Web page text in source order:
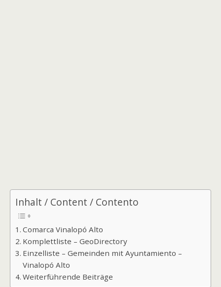
Inhalt / Content / Contento
Comarca Vinalopó Alto
Komplettliste – GeoDirectory
Einzelliste – Gemeinden mit Ayuntamiento –
Vinalopó Alto
Weiterführende Beiträge